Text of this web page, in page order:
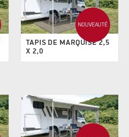
NOUVEAUTÉ
TAPIS DE MARQUISE 2,5
X 2,0